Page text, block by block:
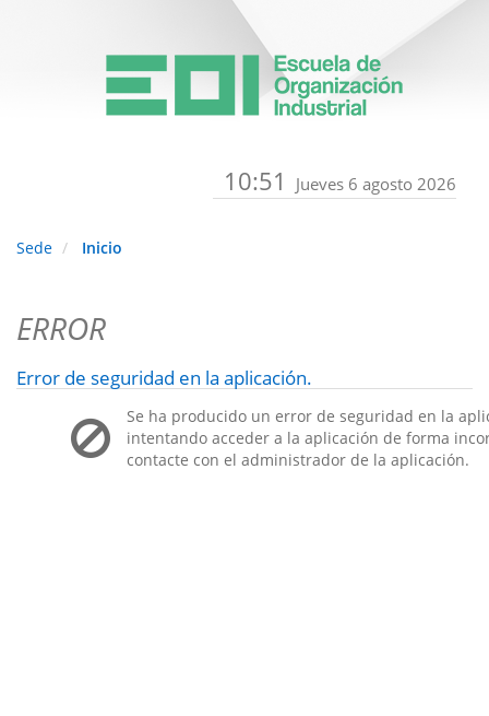
10:51 Jueves 6 agosto 2026
Sede Inicio
ERROR
Error de seguridad en la aplicación.
Se ha producido un error de seguridad en la
intentando acceder a la aplicación de forma
contacte con el administrador de la aplicación.